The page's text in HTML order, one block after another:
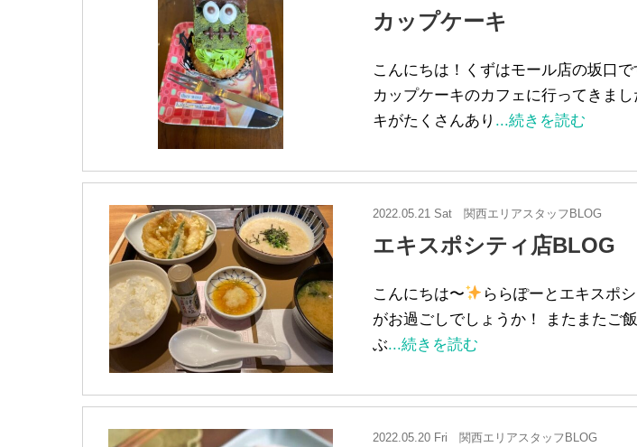
カップケーキ
こんにちは！くずはモール店の坂口
カップケーキのカフェに行ってきま
キがたくさんあり ...続きを読む
2022.05.21 Sat 関西エリアスタッフBLOG
エキスポシティ店BLOG
こんにちは〜
ららぽーとエキスポ
がお過ごしでしょうか！ またまたご
ぶ...続きを読む
2022.05.20 Fri 関西エリアスタッフBLOG